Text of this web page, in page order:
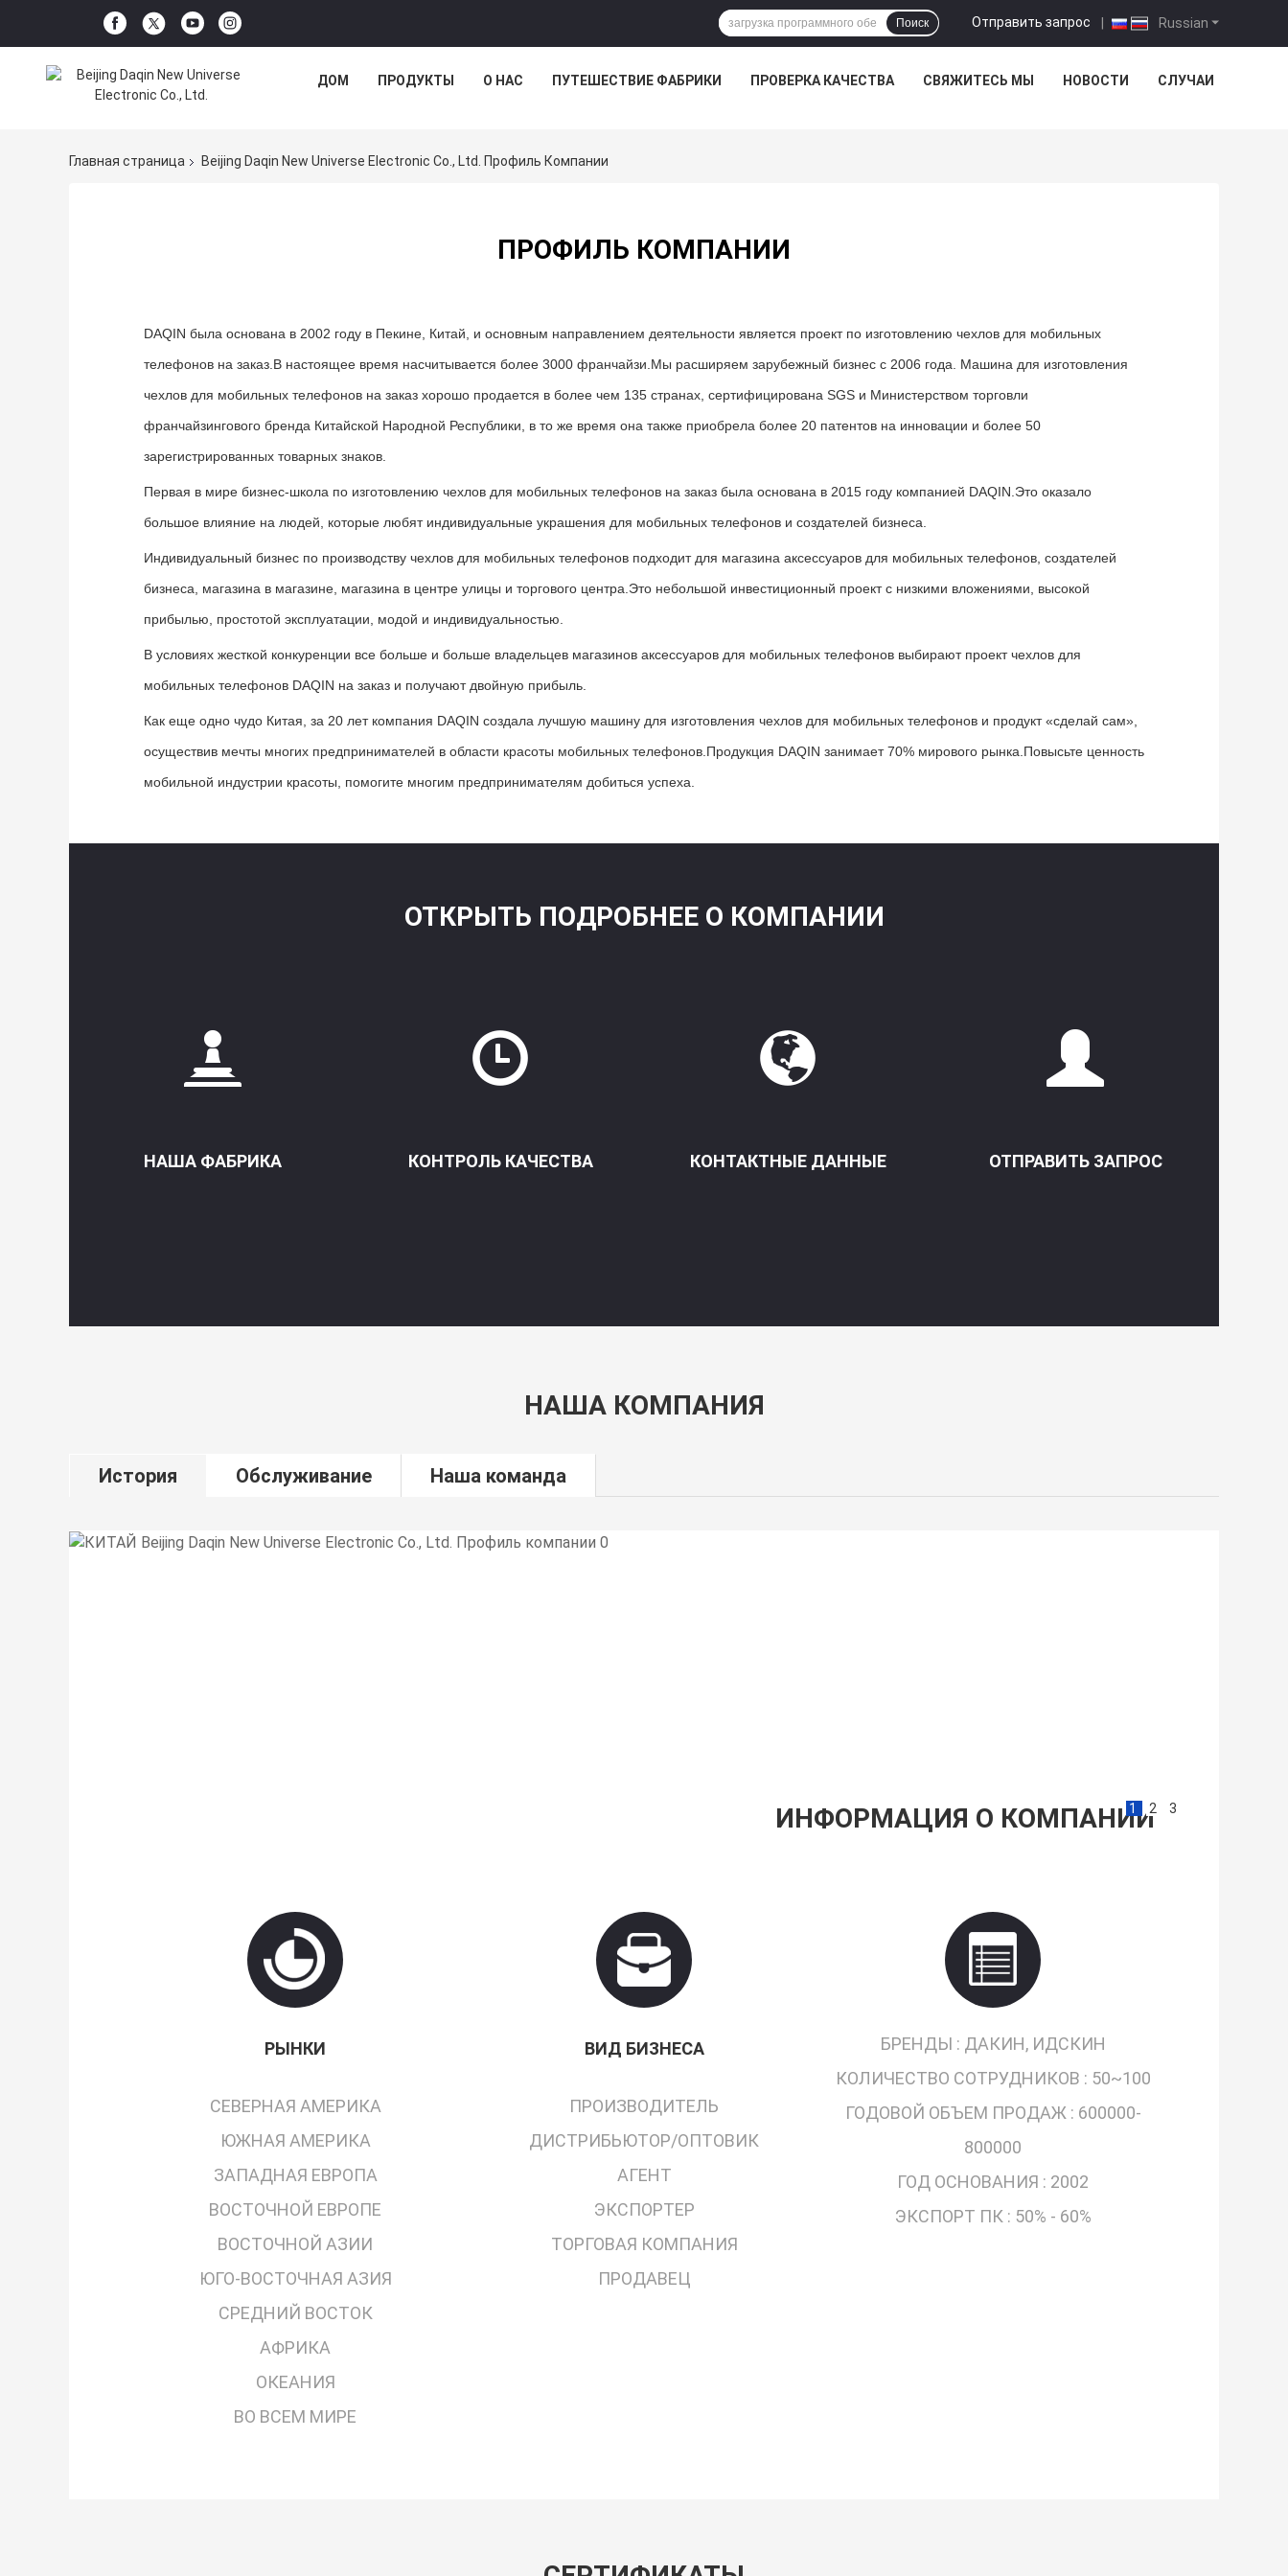
Russian
Отправить запрос |
Поиск
ДОМ ПРОДУКТЫ О НАС ПУТЕШЕСТВИЕ ФАБРИКИ ПРОВЕРКА КАЧЕСТВА СВЯЖИТЕСЬ МЫ НОВОСТИ СЛУЧАИ
Главная страница Beijing Daqin New Universe Electronic Co., Ltd. Профиль Компании
ПРОФИЛЬ КОМПАНИИ
DAQIN была основана в 2002 году в Пекине, Китай, и основным направлением деятельности является проект по изготовлению чехлов для мобильных
телефонов на заказ.В настоящее время насчитывается более 3000 франчайзи.Мы расширяем зарубежный бизнес с 2006 года. Машина для изготовления
чехлов для мобильных телефонов на заказ хорошо продается в более чем 135 странах, сертифицирована SGS и Министерством торговли
франчайзингового бренда Китайской Народной Республики, в то же время она также приобрела более 20 патентов на инновации и более 50
зарегистрированных товарных знаков.
Первая в мире бизнес-школа по изготовлению чехлов для мобильных телефонов на заказ была основана в 2015 году компанией DAQIN.Это оказало
большое влияние на людей, которые любят индивидуальные украшения для мобильных телефонов и создателей бизнеса.
Индивидуальный бизнес по производству чехлов для мобильных телефонов подходит для магазина аксессуаров для мобильных телефонов, создателей
бизнеса, магазина в магазине, магазина в центре улицы и торгового центра.Это небольшой инвестиционный проект с низкими вложениями, высокой
прибылью, простотой эксплуатации, модой и индивидуальностью.
В условиях жесткой конкуренции все больше и больше владельцев магазинов аксессуаров для мобильных телефонов выбирают проект чехлов для
мобильных телефонов DAQIN на заказ и получают двойную прибыль.
Как еще одно чудо Китая, за 20 лет компания DAQIN создала лучшую машину для изготовления чехлов для мобильных телефонов и продукт «сделай сам»,
осуществив мечты многих предпринимателей в области красоты мобильных телефонов.Продукция DAQIN занимает 70% мирового рынка.Повысьте ценность
мобильной индустрии красоты, помогите многим предпринимателям добиться успеха.
ОТКРЫТЬ ПОДРОБНЕЕ О КОМПАНИИ
НАША ФАБРИКА КОНТРОЛЬ КАЧЕСТВА КОНТАКТНЫЕ ДАННЫЕ ОТПРАВИТЬ ЗАПРОС
НАША КОМПАНИЯ
История Обслуживание Наша команда
1 2 3
ИНФОРМАЦИЯ О КОМПАНИИ
РЫНКИ
СЕВЕРНАЯ АМЕРИКА
ЮЖНАЯ АМЕРИКА
ЗАПАДНАЯ ЕВРОПА
ВОСТОЧНОЙ ЕВРОПЕ
ВОСТОЧНОЙ АЗИИ
ЮГО-ВОСТОЧНАЯ АЗИЯ
СРЕДНИЙ ВОСТОК
АФРИКА
ОКЕАНИЯ
ВО ВСЕМ МИРЕ
ВИД БИЗНЕСА
ПРОИЗВОДИТЕЛЬ
ДИСТРИБЬЮТОР/ОПТОВИК
АГЕНТ
ЭКСПОРТЕР
ТОРГОВАЯ КОМПАНИЯ
ПРОДАВЕЦ
БРЕНДЫ : ДАКИН, ИДСКИН
КОЛИЧЕСТВО СОТРУДНИКОВ : 50~100
ГОДОВОЙ ОБЪЕМ ПРОДАЖ : 600000-
800000
ГОД ОСНОВАНИЯ : 2002
ЭКСПОРТ ПК : 50% - 60%